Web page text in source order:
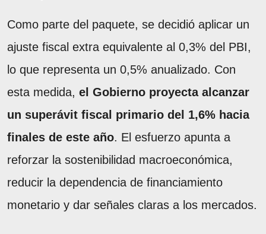
Como parte del paquete, se decidió aplicar un
ajuste fiscal extra equivalente al 0,3% del PBI,
lo que representa un 0,5% anualizado. Con
esta medida, el Gobierno proyecta alcanzar
un superávit fiscal primario del 1,6% hacia
finales de este año. El esfuerzo apunta a
reforzar la sostenibilidad macroeconómica,
reducir la dependencia de financiamiento
monetario y dar señales claras a los mercados.